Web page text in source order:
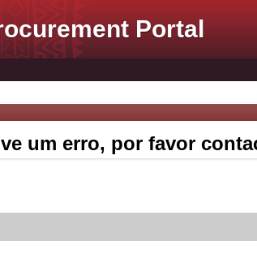
Portal
um erro, por favor